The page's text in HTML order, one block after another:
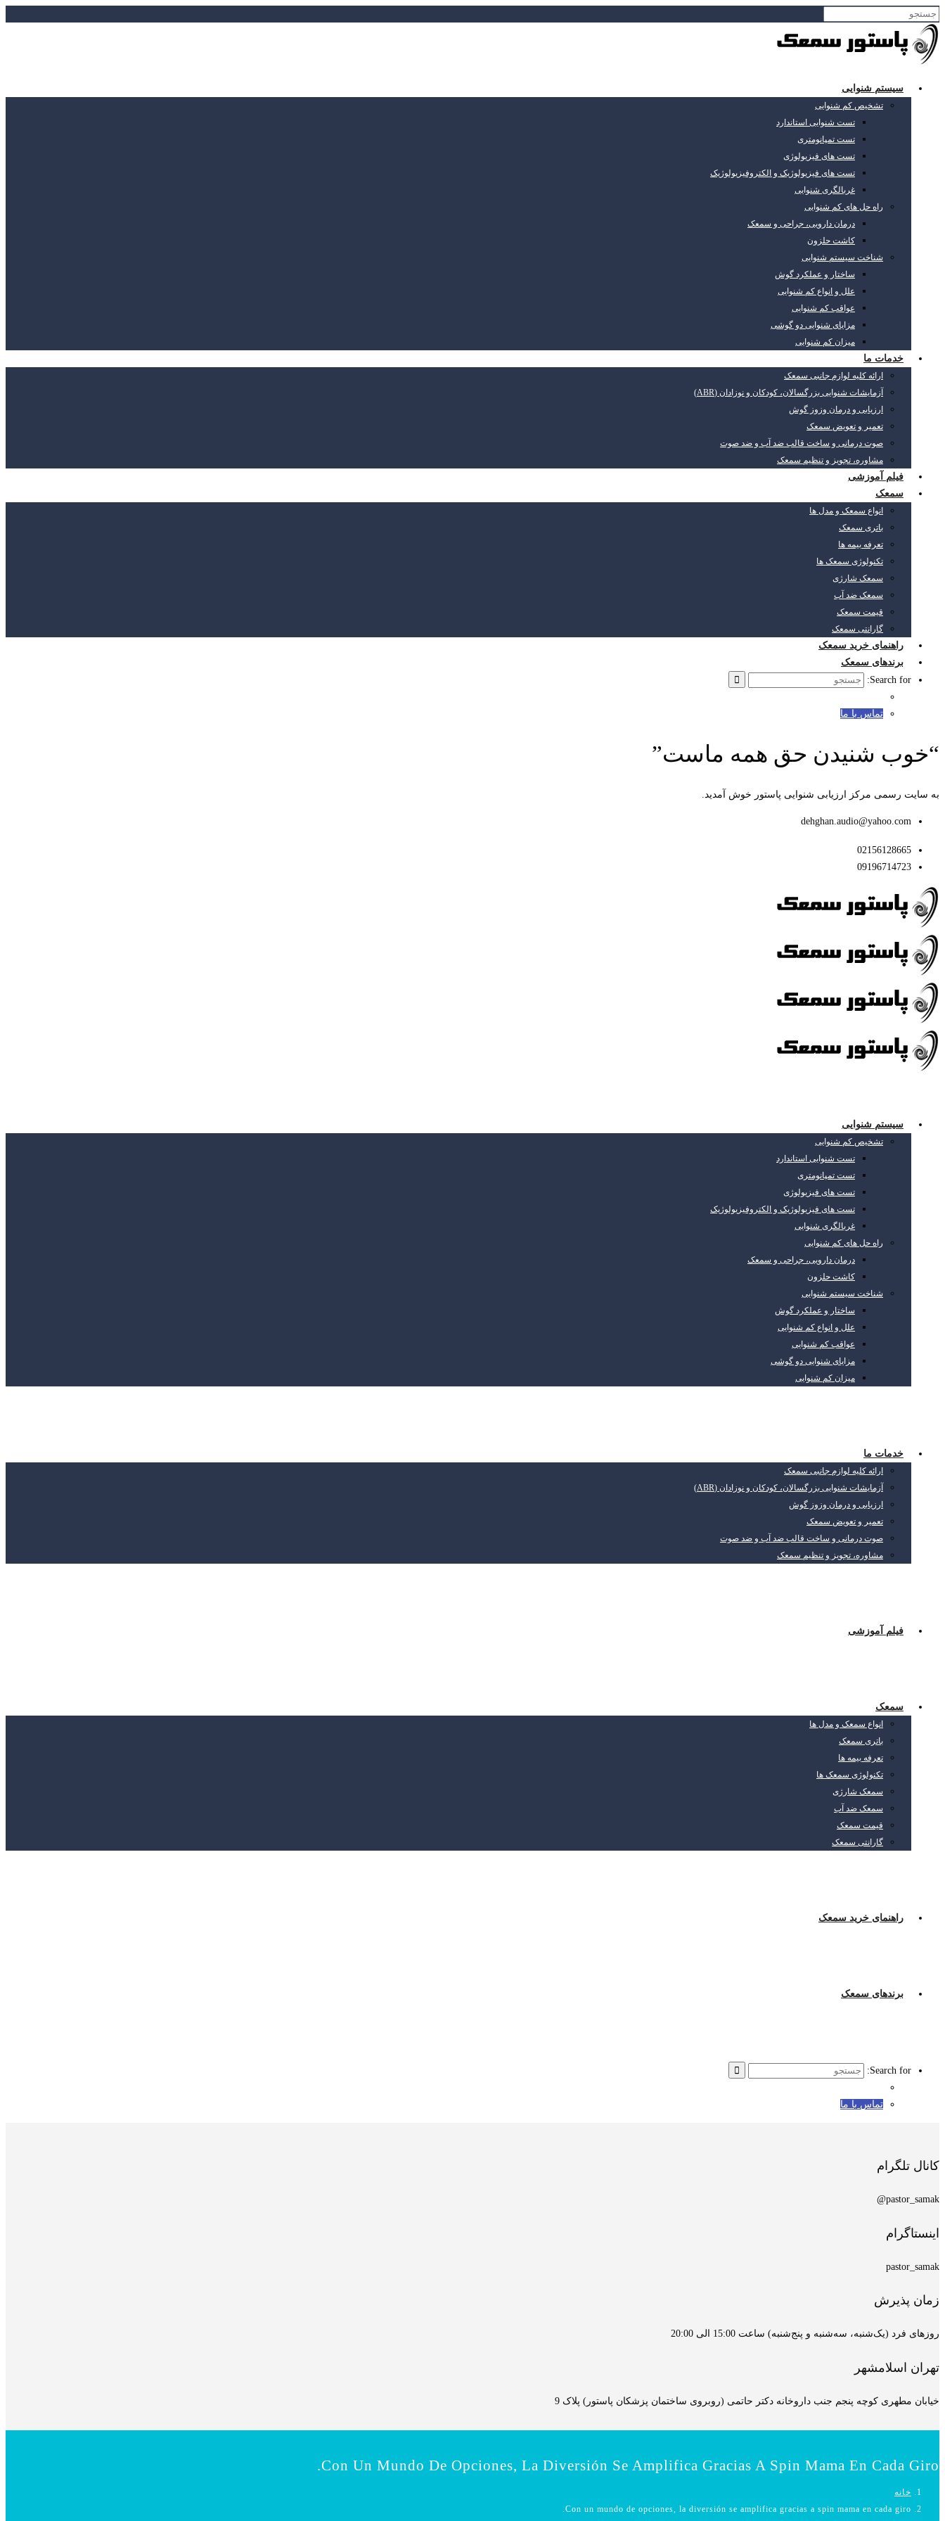
سیستم شنوایی
تشخیص کم شنوایی
تست شنوایی استاندارد
تست تمپانومتری
تست های فیزیولوژی
تست های فیزیولوژیک و الکتروفیزیولوژیک
غربالگری شنوایی
راه حل های کم شنوایی
درمان دارویی، جراحی و سمعک
کاشت حلزون
شناخت سیستم شنوایی
ساختار و عملکرد گوش
علل و انواع کم شنوایی
عواقب کم شنوایی
مزایای شنوایی دو گوشی
میزان کم شنوایی
خدمات ما
ارائه کلیه لوازم جانبی سمعک
آزمایشات شنوایی بزرگسالان، کودکان و نوزادان (ABR)
ارزیابی و درمان وزوز گوش
تعمیر و تعویض سمعک
صوت درمانی و ساخت قالب ضد آب و ضد صوت
مشاوره، تجویز و تنظیم سمعک
فیلم آموزشی
سمعک
انواع سمعک و مدل ها
باتری سمعک
تعرفه بیمه ها
تکنولوژی سمعک ها
سمعک شارژی
سمعک ضد آب
قیمت سمعک
گارانتی سمعک
راهنمای خرید سمعک
برندهای سمعک
Search for:
تماس با ما
“خوب شنیدن حق همه ماست”
به سایت رسمی مرکز ارزیابی شنوایی پاستور خوش آمدید.
dehghan.audio@yahoo.com
02156128665
09196714723
سیستم شنوایی
تشخیص کم شنوایی
تست شنوایی استاندارد
تست تمپانومتری
تست های فیزیولوژی
تست های فیزیولوژیک و الکتروفیزیولوژیک
غربالگری شنوایی
راه حل های کم شنوایی
درمان دارویی، جراحی و سمعک
کاشت حلزون
شناخت سیستم شنوایی
ساختار و عملکرد گوش
علل و انواع کم شنوایی
عواقب کم شنوایی
مزایای شنوایی دو گوشی
میزان کم شنوایی
خدمات ما
ارائه کلیه لوازم جانبی سمعک
آزمایشات شنوایی بزرگسالان، کودکان و نوزادان (ABR)
ارزیابی و درمان وزوز گوش
تعمیر و تعویض سمعک
صوت درمانی و ساخت قالب ضد آب و ضد صوت
مشاوره، تجویز و تنظیم سمعک
فیلم آموزشی
سمعک
انواع سمعک و مدل ها
باتری سمعک
تعرفه بیمه ها
تکنولوژی سمعک ها
سمعک شارژی
سمعک ضد آب
قیمت سمعک
گارانتی سمعک
راهنمای خرید سمعک
برندهای سمعک
Search for:
تماس با ما
کانال تلگرام
pastor_samak@
اینستاگرام
pastor_samak
زمان پذیرش
روزهای فرد (یک‌شنبه، سه‌شنبه و پنج‌شنبه) ساعت 15:00 الی 20:00
تهران اسلامشهر
خیابان مطهری کوچه پنجم جنب داروخانه دکتر حاتمی (روبروی ساختمان پزشکان پاستور) پلاک 9
Con Un Mundo De Opciones, La Diversión Se Amplifica Gracias A Spin Mama En Cada Giro.
خانه
Con un mundo de opciones, la diversión se amplifica gracias a spin mama en cada giro.